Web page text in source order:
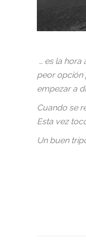
… es la hora
peor opción
empezar a
Cuando se
Esta vez
Un buen